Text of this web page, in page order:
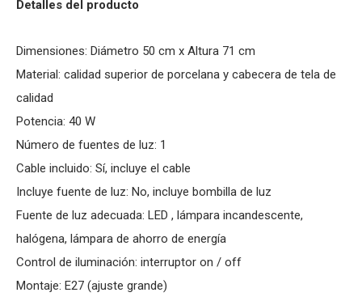
Detalles del producto
Dimensiones: Diámetro 50 cm x Altura 71 cm
Material: calidad superior de porcelana y cabecera de tela de
calidad
Potencia: 40 W
Número de fuentes de luz: 1
Cable incluido: Sí­, incluye el cable
Incluye fuente de luz: No, incluye bombilla de luz
Fuente de luz adecuada: LED , lámpara incandescente,
halógena, lámpara de ahorro de energía
Control de iluminación: interruptor on / off
Montaje: E27 (ajuste grande)